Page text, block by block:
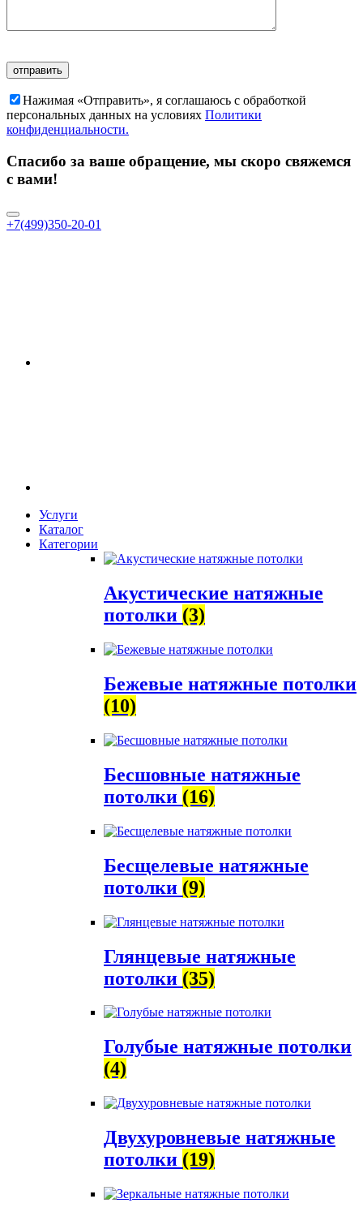
Нажимая «Отправить», я соглашаюсь c обработкой
персональных данных на условиях Политики
конфиденциальности.
Спасибо за ваше обращение, мы скоро свяжемся
с вами!
+7(499)350-20-01
Услуги
Каталог
Категории
Акустические натяжные
потолки (3)
Бежевые натяжные потолки
(10)
Бесшовные натяжные
потолки (16)
Бесщелевые натяжные
потолки (9)
Глянцевые натяжные
потолки (35)
Голубые натяжные потолки
(4)
Двухуровневые натяжные
потолки (19)